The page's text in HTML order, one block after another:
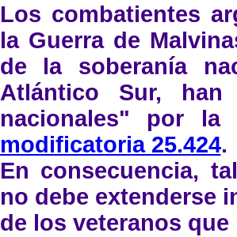
Los combatientes
la Guerra de
de la soberanía
Atlántico Sur, han
nacionales" por la
modificatoria 25.424.
En consecuencia,
no debe extenderse
de los veteranos